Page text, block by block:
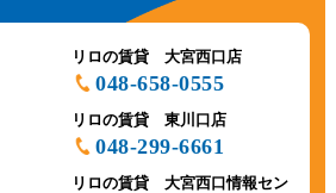
リロの賃貸 大宮西口店
048-658-0555
リロの賃貸 東川口店
048-299-6661
リロの賃貸 大宮西口情報セン